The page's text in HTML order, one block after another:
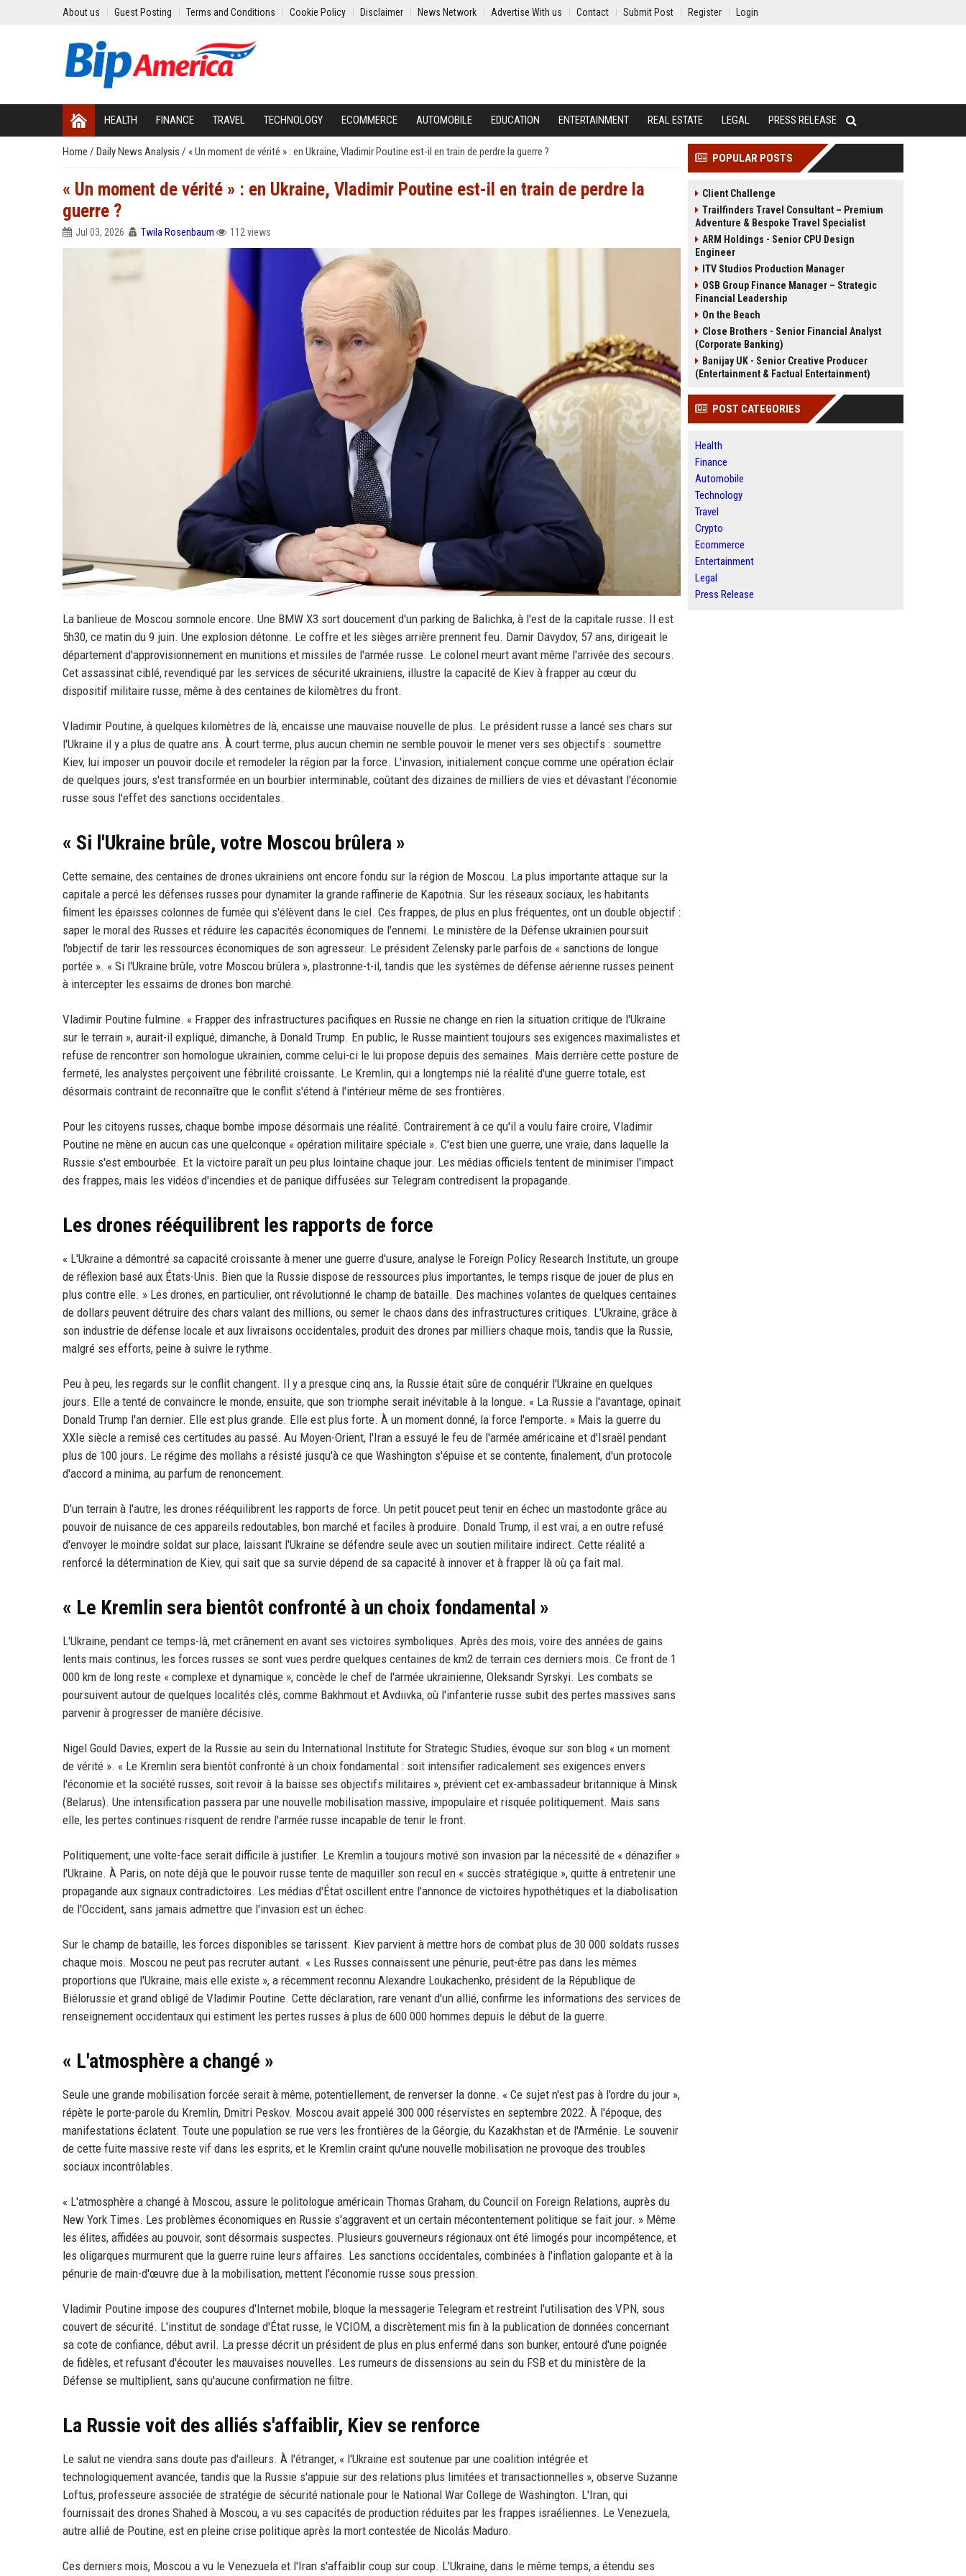
About us Guest Posting Terms and Conditions Cookie Policy Disclaimer News Network Advertise With us Contact Submit Post Register Login
HEALTH FINANCE TRAVEL TECHNOLOGY ECOMMERCE AUTOMOBILE EDUCATION ENTERTAINMENT REAL ESTATE LEGAL PRESS RELEASE
Home / Daily News Analysis / « Un moment de vérité » : en Ukraine, Vladimir Poutine est-il en train de perdre la guerre ?
« Un moment de vérité » : en Ukraine, Vladimir Poutine est-il en train de perdre la
guerre ?
Jul 03, 2026 Twila Rosenbaum 112 views
La banlieue de Moscou somnole encore. Une BMW X3 sort doucement d'un parking de Balichka, à l'est de la capitale russe. Il est
5h30, ce matin du 9 juin. Une explosion détonne. Le coffre et les sièges arrière prennent feu. Damir Davydov, 57 ans, dirigeait le
département d'approvisionnement en munitions et missiles de l'armée russe. Le colonel meurt avant même l'arrivée des secours.
Cet assassinat ciblé, revendiqué par les services de sécurité ukrainiens, illustre la capacité de Kiev à frapper au cœur du
dispositif militaire russe, même à des centaines de kilomètres du front.
Vladimir Poutine, à quelques kilomètres de là, encaisse une mauvaise nouvelle de plus. Le président russe a lancé ses chars sur
l'Ukraine il y a plus de quatre ans. À court terme, plus aucun chemin ne semble pouvoir le mener vers ses objectifs : soumettre
Kiev, lui imposer un pouvoir docile et remodeler la région par la force. L'invasion, initialement conçue comme une opération éclair
de quelques jours, s'est transformée en un bourbier interminable, coûtant des dizaines de milliers de vies et dévastant l'économie
russe sous l'effet des sanctions occidentales.
« Si l'Ukraine brûle, votre Moscou brûlera »
Cette semaine, des centaines de drones ukrainiens ont encore fondu sur la région de Moscou. La plus importante attaque sur la
capitale a percé les défenses russes pour dynamiter la grande raffinerie de Kapotnia. Sur les réseaux sociaux, les habitants
filment les épaisses colonnes de fumée qui s'élèvent dans le ciel. Ces frappes, de plus en plus fréquentes, ont un double objectif :
saper le moral des Russes et réduire les capacités économiques de l'ennemi. Le ministère de la Défense ukrainien poursuit
l'objectif de tarir les ressources économiques de son agresseur. Le président Zelensky parle parfois de « sanctions de longue
portée ». « Si l'Ukraine brûle, votre Moscou brûlera », plastronne-t-il, tandis que les systèmes de défense aérienne russes peinent
à intercepter les essaims de drones bon marché.
Vladimir Poutine fulmine. « Frapper des infrastructures pacifiques en Russie ne change en rien la situation critique de l'Ukraine
sur le terrain », aurait-il expliqué, dimanche, à Donald Trump. En public, le Russe maintient toujours ses exigences maximalistes et
refuse de rencontrer son homologue ukrainien, comme celui-ci le lui propose depuis des semaines. Mais derrière cette posture de
fermeté, les analystes perçoivent une fébrilité croissante. Le Kremlin, qui a longtemps nié la réalité d'une guerre totale, est
désormais contraint de reconnaître que le conflit s'étend à l'intérieur même de ses frontières.
Pour les citoyens russes, chaque bombe impose désormais une réalité. Contrairement à ce qu'il a voulu faire croire, Vladimir
Poutine ne mène en aucun cas une quelconque « opération militaire spéciale ». C'est bien une guerre, une vraie, dans laquelle la
Russie s'est embourbée. Et la victoire paraît un peu plus lointaine chaque jour. Les médias officiels tentent de minimiser l'impact
des frappes, mais les vidéos d'incendies et de panique diffusées sur Telegram contredisent la propagande.
Les drones rééquilibrent les rapports de force
« L'Ukraine a démontré sa capacité croissante à mener une guerre d'usure, analyse le Foreign Policy Research Institute, un groupe
de réflexion basé aux États-Unis. Bien que la Russie dispose de ressources plus importantes, le temps risque de jouer de plus en
plus contre elle. » Les drones, en particulier, ont révolutionné le champ de bataille. Des machines volantes de quelques centaines
de dollars peuvent détruire des chars valant des millions, ou semer le chaos dans des infrastructures critiques. L'Ukraine, grâce à
son industrie de défense locale et aux livraisons occidentales, produit des drones par milliers chaque mois, tandis que la Russie,
malgré ses efforts, peine à suivre le rythme.
Peu à peu, les regards sur le conflit changent. Il y a presque cinq ans, la Russie était sûre de conquérir l'Ukraine en quelques
jours. Elle a tenté de convaincre le monde, ensuite, que son triomphe serait inévitable à la longue. « La Russie a l'avantage, opinait
Donald Trump l'an dernier. Elle est plus grande. Elle est plus forte. À un moment donné, la force l'emporte. » Mais la guerre du
XXIe siècle a remisé ces certitudes au passé. Au Moyen-Orient, l'Iran a essuyé le feu de l'armée américaine et d'Israël pendant
plus de 100 jours. Le régime des mollahs a résisté jusqu'à ce que Washington s'épuise et se contente, finalement, d'un protocole
d'accord a minima, au parfum de renoncement.
D'un terrain à l'autre, les drones rééquilibrent les rapports de force. Un petit poucet peut tenir en échec un mastodonte grâce au
pouvoir de nuisance de ces appareils redoutables, bon marché et faciles à produire. Donald Trump, il est vrai, a en outre refusé
d'envoyer le moindre soldat sur place, laissant l'Ukraine se défendre seule avec un soutien militaire indirect. Cette réalité a
renforcé la détermination de Kiev, qui sait que sa survie dépend de sa capacité à innover et à frapper là où ça fait mal.
« Le Kremlin sera bientôt confronté à un choix fondamental »
L'Ukraine, pendant ce temps-là, met crânement en avant ses victoires symboliques. Après des mois, voire des années de gains
lents mais continus, les forces russes se sont vues perdre quelques centaines de km2 de terrain ces derniers mois. Ce front de 1
000 km de long reste « complexe et dynamique », concède le chef de l'armée ukrainienne, Oleksandr Syrskyi. Les combats se
poursuivent autour de quelques localités clés, comme Bakhmout et Avdiivka, où l'infanterie russe subit des pertes massives sans
parvenir à progresser de manière décisive.
Nigel Gould Davies, expert de la Russie au sein du International Institute for Strategic Studies, évoque sur son blog « un moment
de vérité ». « Le Kremlin sera bientôt confronté à un choix fondamental : soit intensifier radicalement ses exigences envers
l'économie et la société russes, soit revoir à la baisse ses objectifs militaires », prévient cet ex-ambassadeur britannique à Minsk
(Belarus). Une intensification passera par une nouvelle mobilisation massive, impopulaire et risquée politiquement. Mais sans
elle, les pertes continues risquent de rendre l'armée russe incapable de tenir le front.
Politiquement, une volte-face serait difficile à justifier. Le Kremlin a toujours motivé son invasion par la nécessité de « dénazifier »
l'Ukraine. À Paris, on note déjà que le pouvoir russe tente de maquiller son recul en « succès stratégique », quitte à entretenir une
propagande aux signaux contradictoires. Les médias d'État oscillent entre l'annonce de victoires hypothétiques et la diabolisation
de l'Occident, sans jamais admettre que l'invasion est un échec.
Sur le champ de bataille, les forces disponibles se tarissent. Kiev parvient à mettre hors de combat plus de 30 000 soldats russes
chaque mois. Moscou ne peut pas recruter autant. « Les Russes connaissent une pénurie, peut-être pas dans les mêmes
proportions que l'Ukraine, mais elle existe », a récemment reconnu Alexandre Loukachenko, président de la République de
Biélorussie et grand obligé de Vladimir Poutine. Cette déclaration, rare venant d'un allié, confirme les informations des services de
renseignement occidentaux qui estiment les pertes russes à plus de 600 000 hommes depuis le début de la guerre.
« L'atmosphère a changé »
Seule une grande mobilisation forcée serait à même, potentiellement, de renverser la donne. « Ce sujet n'est pas à l'ordre du jour »,
répète le porte-parole du Kremlin, Dmitri Peskov. Moscou avait appelé 300 000 réservistes en septembre 2022. À l'époque, des
manifestations éclatent. Toute une population se rue vers les frontières de la Géorgie, du Kazakhstan et de l'Arménie. Le souvenir
de cette fuite massive reste vif dans les esprits, et le Kremlin craint qu'une nouvelle mobilisation ne provoque des troubles
sociaux incontrôlables.
« L'atmosphère a changé à Moscou, assure le politologue américain Thomas Graham, du Council on Foreign Relations, auprès du
New York Times. Les problèmes économiques en Russie s'aggravent et un certain mécontentement politique se fait jour. » Même
les élites, affidées au pouvoir, sont désormais suspectes. Plusieurs gouverneurs régionaux ont été limogés pour incompétence, et
les oligarques murmurent que la guerre ruine leurs affaires. Les sanctions occidentales, combinées à l'inflation galopante et à la
pénurie de main-d'œuvre due à la mobilisation, mettent l'économie russe sous pression.
Vladimir Poutine impose des coupures d'Internet mobile, bloque la messagerie Telegram et restreint l'utilisation des VPN, sous
couvert de sécurité. L'institut de sondage d'État russe, le VCIOM, a discrètement mis fin à la publication de données concernant
sa cote de confiance, début avril. La presse décrit un président de plus en plus enfermé dans son bunker, entouré d'une poignée
de fidèles, et refusant d'écouter les mauvaises nouvelles. Les rumeurs de dissensions au sein du FSB et du ministère de la
Défense se multiplient, sans qu'aucune confirmation ne filtre.
La Russie voit des alliés s'affaiblir, Kiev se renforce
Le salut ne viendra sans doute pas d'ailleurs. À l'étranger, « l'Ukraine est soutenue par une coalition intégrée et
technologiquement avancée, tandis que la Russie s'appuie sur des relations plus limitées et transactionnelles », observe Suzanne
Loftus, professeure associée de stratégie de sécurité nationale pour le National War College de Washington. L'Iran, qui
fournissait des drones Shahed à Moscou, a vu ses capacités de production réduites par les frappes israéliennes. Le Venezuela,
autre allié de Poutine, est en pleine crise politique après la mort contestée de Nicolás Maduro.
Ces derniers mois, Moscou a vu le Venezuela et l'Iran s'affaiblir coup sur coup. L'Ukraine, dans le même temps, a étendu ses
POPULAR POSTS
Client Challenge
Trailfinders Travel Consultant – Premium
Adventure & Bespoke Travel Specialist
ARM Holdings - Senior CPU Design
Engineer
ITV Studios Production Manager
OSB Group Finance Manager – Strategic
Financial Leadership
On the Beach
Close Brothers - Senior Financial Analyst
(Corporate Banking)
Banijay UK - Senior Creative Producer
(Entertainment & Factual Entertainment)
POST CATEGORIES
Health
Finance
Automobile
Technology
Travel
Crypto
Ecommerce
Entertainment
Legal
Press Release